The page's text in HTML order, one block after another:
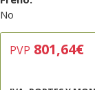
No
PVP 801,64€